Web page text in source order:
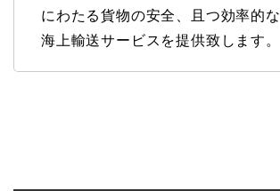
にわたる貨物の安全、且つ効率的な
海上輸送サービスを提供致します。